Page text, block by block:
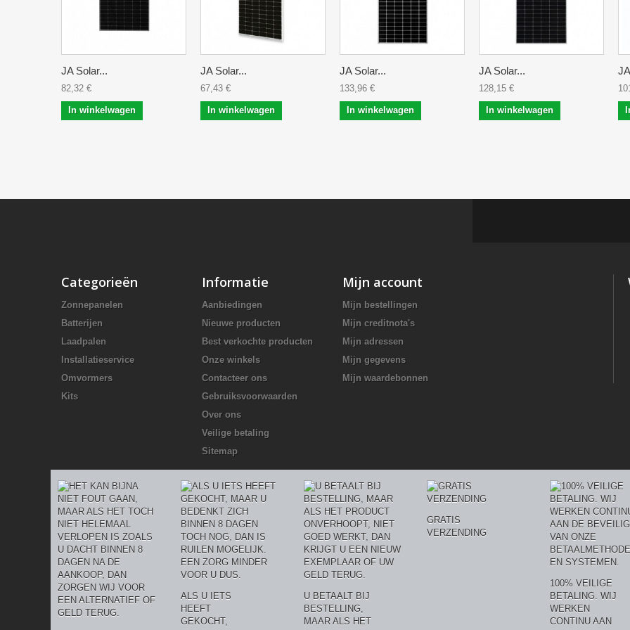
JA Solar...
82,32 €
In winkelwagen
JA Solar...
67,43 €
In winkelwagen
JA Solar...
133,96 €
In winkelwagen
JA Solar...
128,15 €
In winkelwagen
Categorieën
Zonnepanelen
Batterijen
Laadpalen
Installatieservice
Omvormers
Kits
Informatie
Aanbiedingen
Nieuwe producten
Best verkochte producten
Onze winkels
Contacteer ons
Gebruiksvoorwaarden
Over ons
Veilige betaling
Sitemap
Mijn account
Mijn bestellingen
Mijn creditnota's
Mijn adressen
Mijn gegevens
Mijn waardebonnen
ALS U IETS
HEEFT
GEKOCHT,
U BETAALT BIJ
BESTELLING,
MAAR ALS HET
GRATIS
VERZENDING
100% VEILIGE
BETALING. WIJ
WERKEN
CONTINU AAN